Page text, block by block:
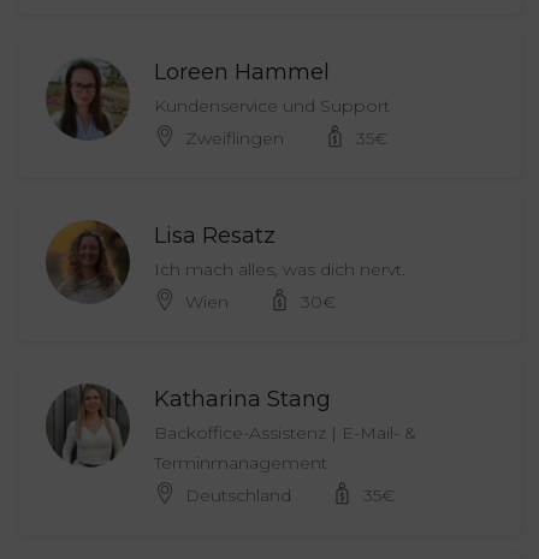
Loreen Hammel
Kundenservice und Support
Zweiflingen
35€
Lisa Resatz
Ich mach alles, was dich nervt.
Wien
30€
Katharina Stang
Backoffice-Assistenz | E-Mail- &
Terminmanagement
Deutschland
35€